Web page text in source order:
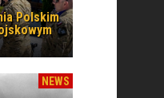
Polskim
NEWS